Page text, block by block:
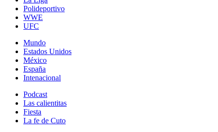
Polideportivo
WWE
UFC
Mundo
Estados Unidos
México
España
Intenacional
Podcast
Las calientitas
Fiesta
La fe de Cuto